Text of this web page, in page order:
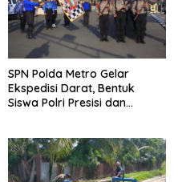
SPN Polda Metro Gelar
Ekspedisi Darat, Bentuk
Siswa Polri Presisi dan